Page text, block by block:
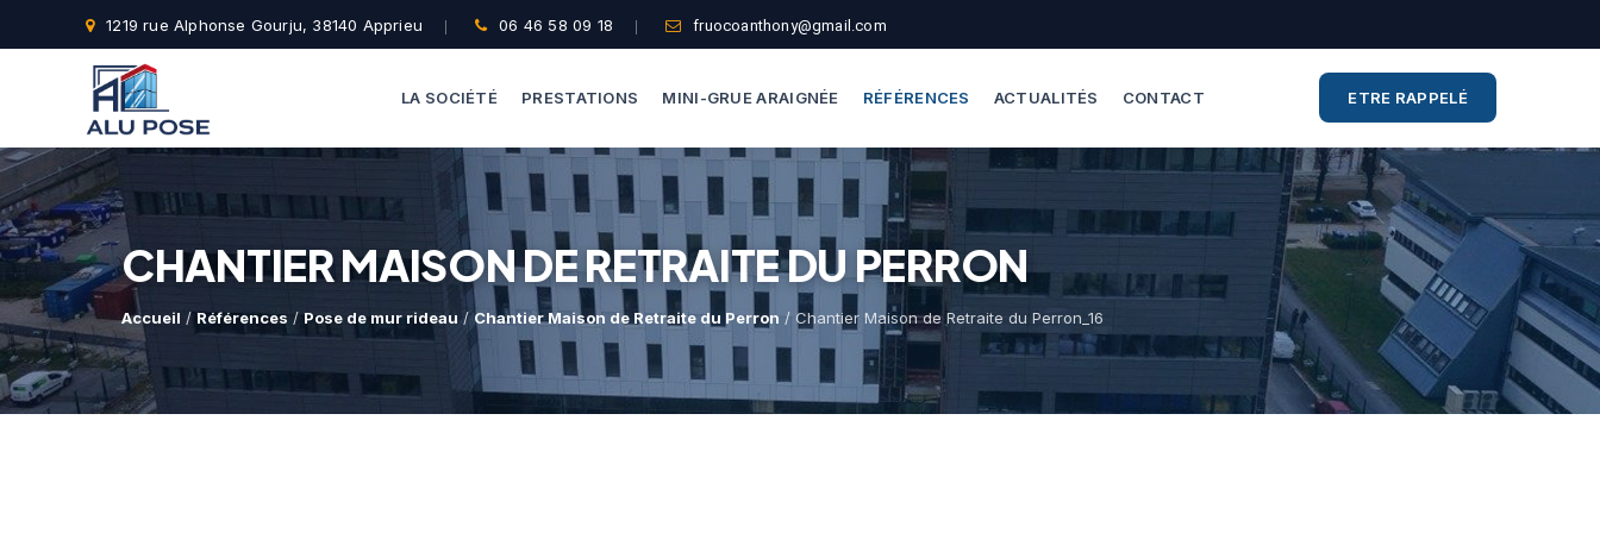
1219 rue Alphonse Gourju, 38140 Apprieu 06 46 58 09 18 fruocoanthony@gmail.com
LA SOCIÉTÉ PRESTATIONS
Dépannage Vitrages
Vitrine Magasin
Expertise Bris De Glace
Recherche De Fuite
MINI-GRUE ARAIGNÉE
Capacité De Levage
Accès Difficiles
Nos Formules
RÉFÉRENCES ACTUALITÉS CONTACT ETRE RAPPELÉ
CHANTIER MAISON DE RETRAITE DU PERRON
Accueil / Références /Pose de mur rideau / Chantier Maison de Retraite du Perron / Chantier Maison de Retraite du Perron_16